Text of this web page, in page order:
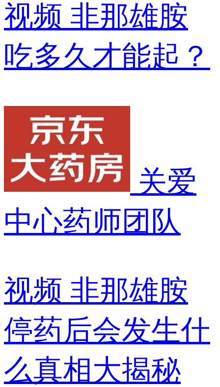
视频 非那雄胺
吃多久才能起？
关爱
中心药师团队
视频 非那雄胺
停药后会发生什
么真相大揭秘